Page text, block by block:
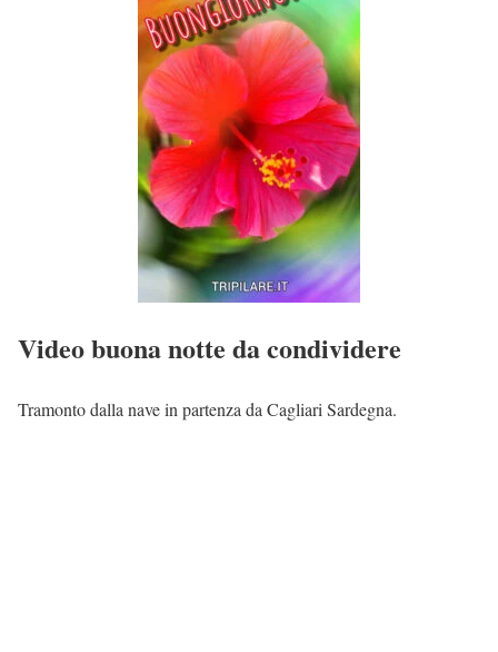
Video buona notte da condividere
Tramonto dalla nave in partenza da Cagliari Sardegna.